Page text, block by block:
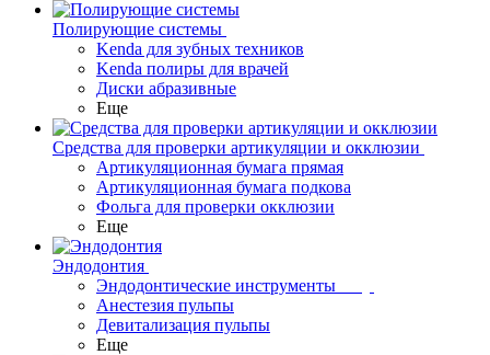
Полирующие системы
Kenda для зубных техников
Kenda полиры для врачей
Диски абразивные
Еще
Средства для проверки артикуляции и окклюзии
Артикуляционная бумага прямая
Артикуляционная бумага подкова
Фольга для проверки окклюзии
Еще
Эндодонтия
Эндодонтические инструменты
Анестезия пульпы
Девитализация пульпы
Еще